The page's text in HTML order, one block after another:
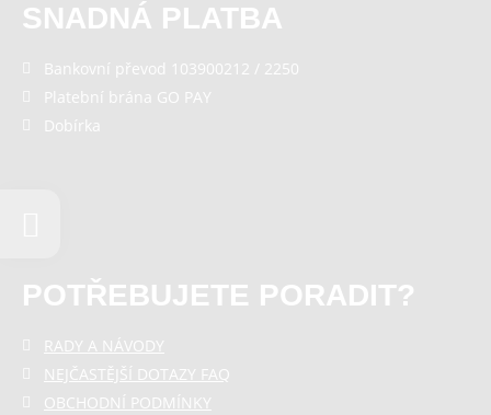
SNADNÁ PLATBA
Bankovní převod 103900212 / 2250
Platební brána GO PAY
Dobírka
POTŘEBUJETE PORADIT?
RADY A NÁVODY
NEJČASTĚJŠÍ DOTAZY FAQ
OBCHODNÍ PODMÍNKY